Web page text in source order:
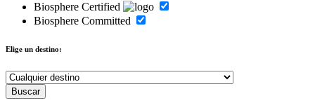
Biosphere Certified
Biosphere Committed
Elige un destino: